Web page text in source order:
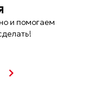
и помогаем